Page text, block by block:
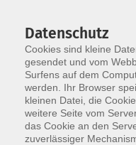
Skip to main content
Der Kurs konnte
Datenschutz
Cookies sind kleine
gesendet und vom
Surfens auf dem
werden. Ihr Browser
kleinen Datei, die
weitere Seite vom
das Cookie an den
zuverlässiger